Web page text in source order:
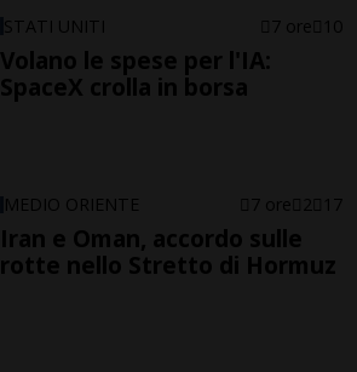
STATI UNITI 7 ore 10
Volano le spese per l'IA:
SpaceX crolla in borsa
MEDIO ORIENTE 7 ore 2 17
Iran e Oman, accordo sulle
rotte nello Stretto di Hormuz